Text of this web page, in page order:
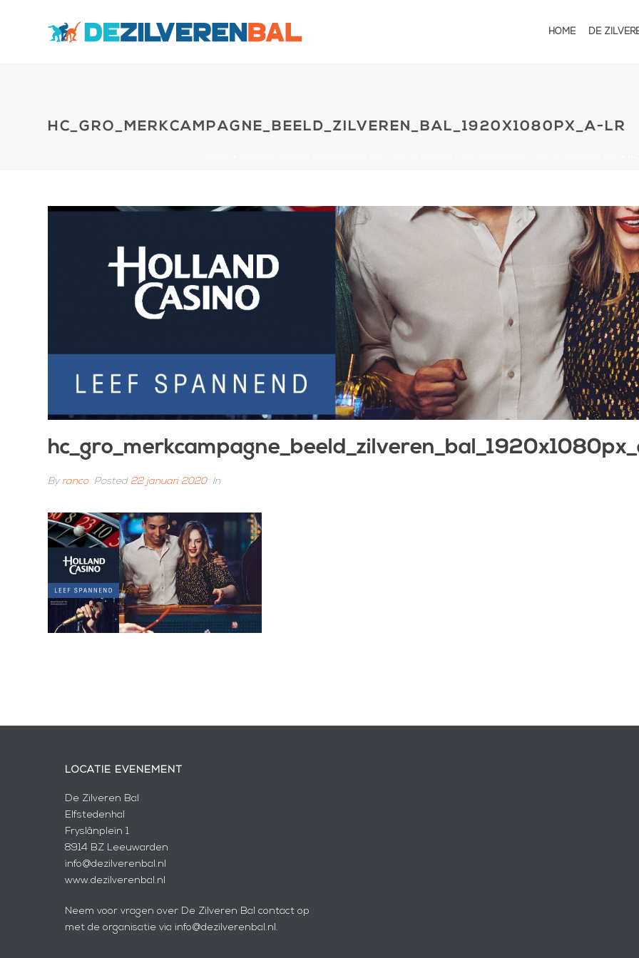
HOME DE
HC_GRO_MERKCAMPAGNE_BEELD_ZILVEREN_BAL_1920X1080PX_A-LR
By ranco Posted 22 januari 2020 In
LOCATIE EVENEMENT
De Zilveren Bal
Elfstedenhal
Fryslânplein 1
8914 BZ Leeuwarden
info@dezilverenbal.nl
www.dezilverenbal.nl
Neem voor vragen over De Zilveren Bal contact op
met de organisatie via info@dezilverenbal.nl.